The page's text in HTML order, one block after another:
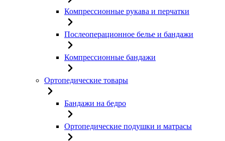
Компрессионные рукава и перчатки
Послеоперационное белье и бандажи
Компрессионные бандажи
Ортопедические товары
Бандажи на бедро
Ортопедические подушки и матрасы